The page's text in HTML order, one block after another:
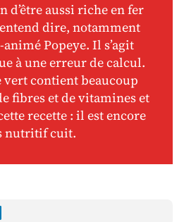
d’être aussi riche en fer
entend dire, notamment
Popeye. Il s’agit
à une erreur de calcul.
vert contient beaucoup
fibres et de vitamines et
recette : il est encore
nutritif cuit.